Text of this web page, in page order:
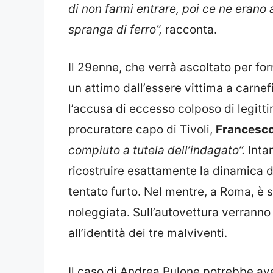
di non farmi entrare, poi ce ne
spranga di ferro”, racconta.
Il 29enne, che verrà ascoltato per
un attimo dall’essere vittima a
l’accusa di eccesso colposo di
procuratore capo di Tivoli,
compiuto a tutela dell’indagato”.
ricostruire esattamente la dinamica
tentato furto. Nel mentre, a Roma, è
noleggiata. Sull’autovettura
all’identità dei tre malviventi.